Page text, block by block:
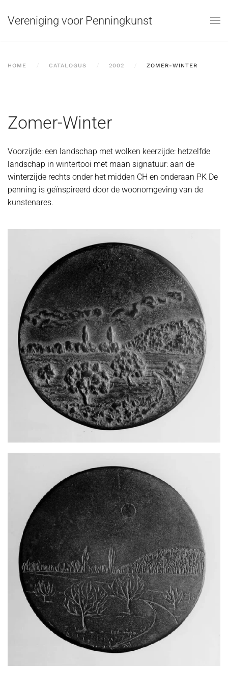
Skip to main content
Vereniging voor Penningkunst
HOME CATALOGUS 2002 ZOMER-WINTER
Zomer-Winter
Voorzijde: een landschap met wolken keerzijde: hetzelfde
landschap in wintertooi met maan signatuur: aan de
winterzijde rechts onder het midden CH en onderaan PK De
penning is geïnspireerd door de woonomgeving van de
kunstenares.